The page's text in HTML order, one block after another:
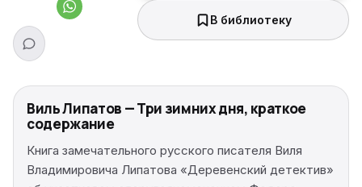
В библиотеку
Виль Липатов — Три зимних дня, краткое
содержание
Книга замечательного русского писателя Виля
Владимировича Липатова «Деревенский детектив»